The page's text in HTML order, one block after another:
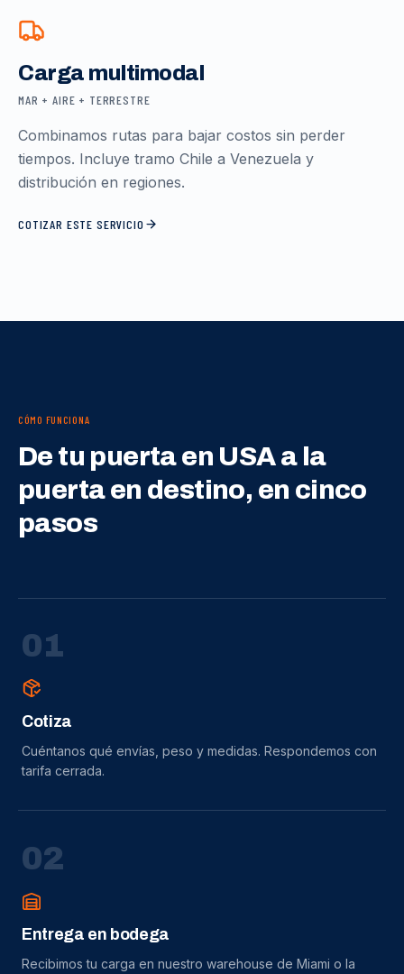
Carga multimodal
MAR + AIRE + TERRESTRE
Combinamos rutas para bajar costos sin perder
tiempos. Incluye tramo Chile a Venezuela y
distribución en regiones.
COTIZAR ESTE SERVICIO
CÓMO FUNCIONA
De tu puerta en USA a la
puerta en destino, en cinco
pasos
01
Cotiza
Cuéntanos qué envías, peso y medidas. Respondemos con
tarifa cerrada.
02
Entrega en bodega
Recibimos tu carga en nuestro warehouse de Miami o la